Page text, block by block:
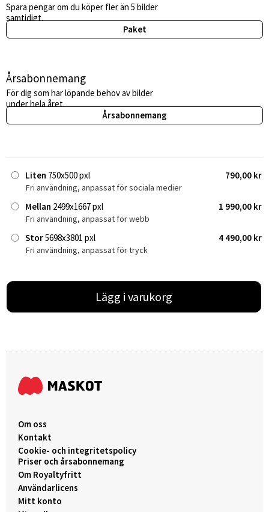
Spara pengar om du köper fler än 5 bilder
samtidigt.
Paket
Årsabonnemang
För dig som har löpande behov av bilder
under hela året.
Årsabonnemang
Liten 750x500 pxl 790,00 kr
Fri användning, anpassat för sociala medier
Mellan 2499x1667 pxl 1 990,00 kr
Fri användning, anpassat för webb
Stor5698x3801 pxl 4 490,00 kr
Fri användning, anpassat för tryck
Lägg i varukorg
Om oss
Kontakt
Cookie- och integritetspolicy
Priser och årsabonnemang
Om Royaltyfritt
Användarlicens
Mitt konto